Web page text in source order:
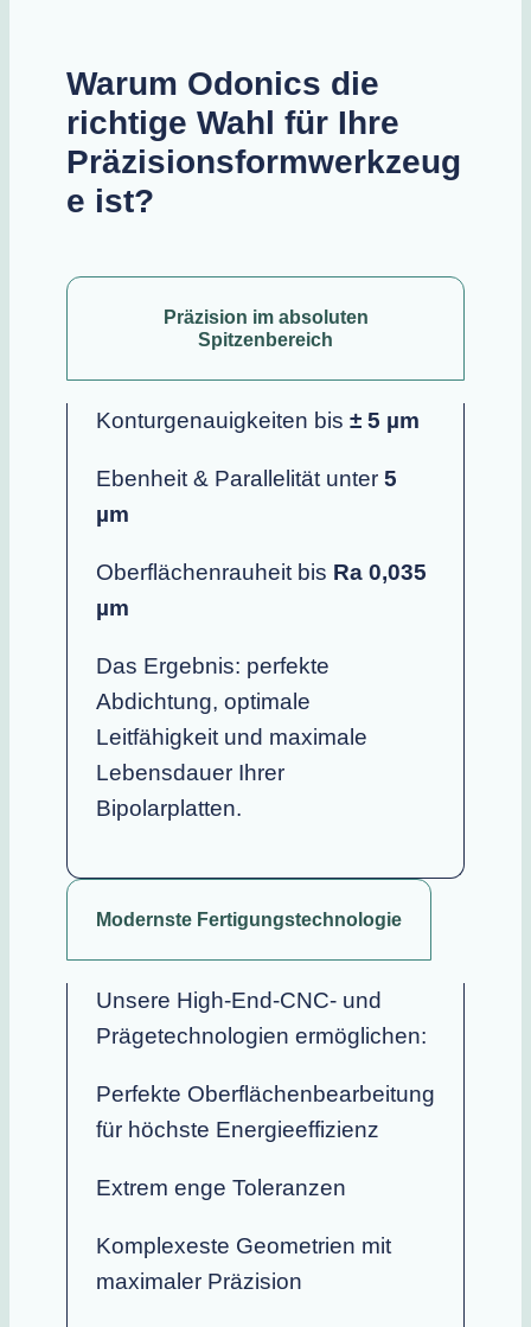
Warum Odonics die
richtige Wahl für Ihre
Präzisionsformwerkzeug
e ist?
Präzision im absoluten
Spitzenbereich
Konturgenauigkeiten bis ± 5 µm
Ebenheit & Parallelität unter 5
µm
Oberflächenrauheit bis Ra 0,035
µm
Das Ergebnis: perfekte
Abdichtung, optimale
Leitfähigkeit und maximale
Lebensdauer Ihrer
Bipolarplatten.
Modernste Fertigungstechnologie
Unsere High-End-CNC- und
Prägetechnologien ermöglichen:
Perfekte Oberflächenbearbeitung
für höchste Energieeffizienz
Extrem enge Toleranzen
Komplexeste Geometrien mit
maximaler Präzision